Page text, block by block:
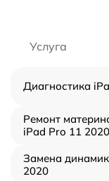
Услуга
Диагностика
Ремонт
iPad Pro 11 2020
Замена
2020